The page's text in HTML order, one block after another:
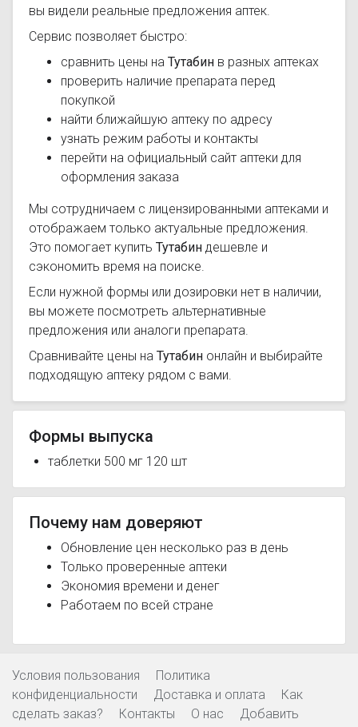
вы видели реальные предложения аптек.
Сервис позволяет быстро:
сравнить цены на Тутабин в разных аптеках
проверить наличие препарата перед
покупкой
найти ближайшую аптеку по адресу
узнать режим работы и контакты
перейти на официальный сайт аптеки для
оформления заказа
Мы сотрудничаем с лицензированными аптеками и
отображаем только актуальные предложения.
Это помогает купить Тутабин дешевле и
сэкономить время на поиске.
Если нужной формы или дозировки нет в наличии,
вы можете посмотреть альтернативные
предложения или аналоги препарата.
Сравнивайте цены на Тутабин онлайн и выбирайте
подходящую аптеку рядом с вами.
Формы выпуска
таблетки 500 мг 120 шт
Почему нам доверяют
Обновление цен несколько раз в день
Только проверенные аптеки
Экономия времени и денег
Работаем по всей стране
Условия пользования
Политика
конфиденциальности
Доставка и оплата
Как
сделать заказ?
Контакты О нас
Добавить